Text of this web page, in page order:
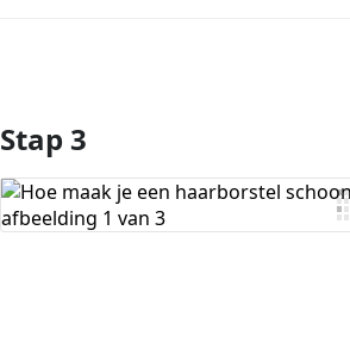
Voeg opmerking toe
Stap 3